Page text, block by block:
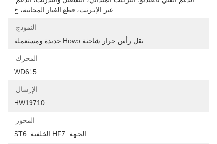
عبر الإنترنت، قطع الغيار المجانية، خ
النموذج:
نقل رأس جرار شاحنة Howo جديدة ومستعملة
المحرك:
WD615
الإرسال:
HW19710
المحور:
الجبهة: HF7 الخلفية: ST6